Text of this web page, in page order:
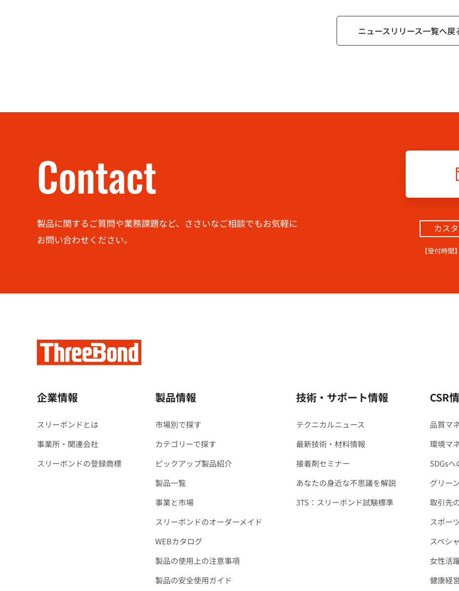
ニュースリリース一覧へ戻
Contact
製品に関するご質問や業務課題など、ささいなご相談でもお気軽に
お問い合わせください。
カス
【受付時
企業情報
スリーボンドとは
事業所・関連会社
スリーボンドの登録商標
製品情報
市場別で探す
カテゴリーで探す
ピックアップ製品紹介
製品一覧
事業と市場
スリーボンドのオーダーメイド
WEBカタログ
製品の使用上の注意事項
製品の安全使用ガイド
技術・サポート情報
テクニカルニュース
最新技術・材料情報
接着剤セミナー
あなたの身近な不思議を解説
3TS：スリーボンド試験標準
CSR
品質マ
環境マ
SDGs
グリー
取引先
スポー
スペシ
女性活
健康経